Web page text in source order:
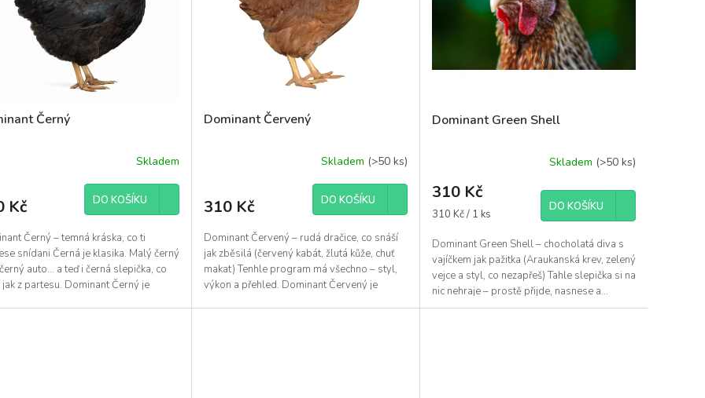
Černý
Skladem
Kč DO KOŠÍKU
Černý – temná kráska, co ti
snídani Černá je klasika. Malý černý
auto… a teď i černá slepička, co
jak z partesu. Dominant Černý je
Dominant Červený
je
z
5
hvězdiček.
Skladem (>50 ks)
310 Kč DO KOŠÍKU
Dominant Červený – rudá dračice, co snáší
jak zběsilá (červený kabát, žlutá kůže, chuť
makat) Tenhle program má všechno – styl,
výkon a přehled. Dominant Červený je
Dominant Green Shell
produktu
je
z
hvězdiček.
Skladem (>50 ks)
310 Kč
Měrná
310 Kč / 1 ks
DO KOŠÍKU
Dominant Green Shell – chocholatá diva s
vajíčkem jak pažitka (Araukanská krev, zelený
vejce a styl, co nezapřeš) Tahle slepička si na
nic nehraje – prostě přijde, nasnese a...